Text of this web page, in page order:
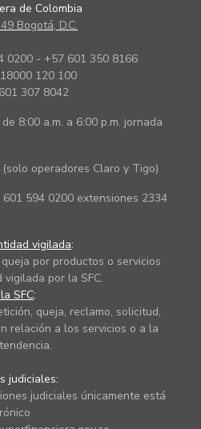
de Colombia
Bogotá, D.C.
0200 - +57 601 350 8166
120 100
307 8042
8:00 a.m. a 6:00 p.m. jornada
operadores Claro y Tigo)
601 594 0200 extensiones 2334
vigilada:
por productos o servicios
por la SFC.
SFC:
queja, reclamo, solicitud,
relación a los servicios o a la
judiciales:
judiciales únicamente está